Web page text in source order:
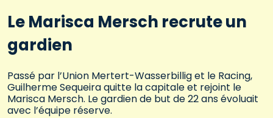
Le Marisca Mersch recrute un
gardien
Passé par l’Union Mertert-Wasserbillig et le Racing,
Guilherme Sequeira quitte la capitale et rejoint le
Marisca Mersch. Le gardien de but de 22 ans évoluait
avec l’équipe réserve.